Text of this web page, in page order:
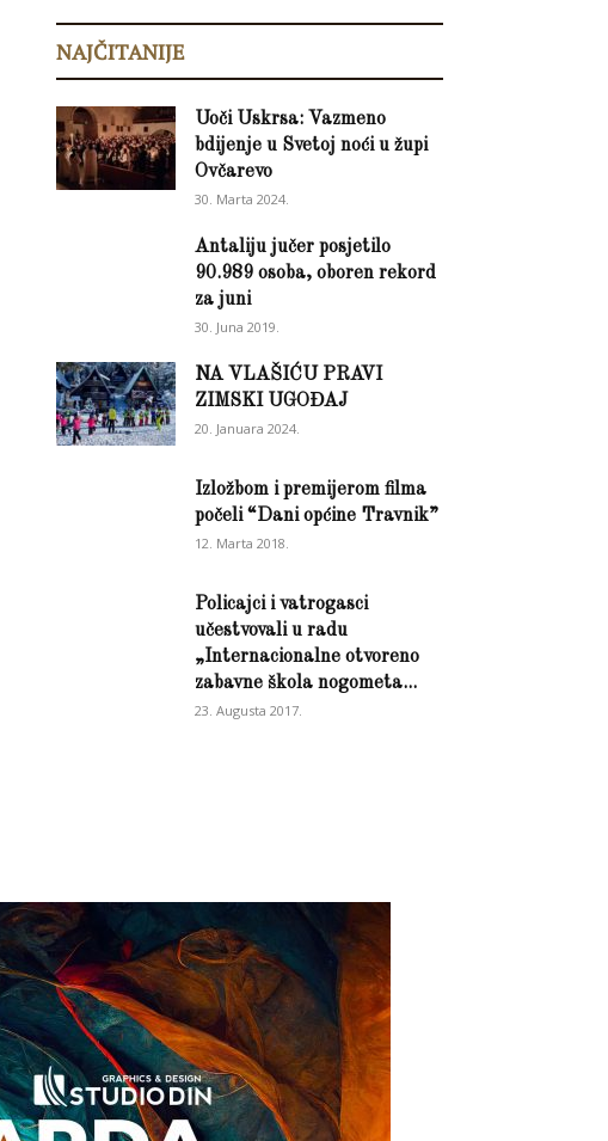
NAJČITANIJE
Uoči Uskrsa: Vazmeno
bdijenje u Svetoj noći u župi
Ovčarevo
30. Marta 2024.
Antaliju jučer posjetilo
90.989 osoba, oboren rekord
za juni
30. Juna 2019.
NA VLAŠIĆU PRAVI
ZIMSKI UGOĐAJ
20. Januara 2024.
Izložbom i premijerom filma
počeli “Dani općine Travnik”
12. Marta 2018.
Policajci i vatrogasci
učestvovali u radu
„Internacionalne otvoreno
zabavne škola nogometa...
23. Augusta 2017.